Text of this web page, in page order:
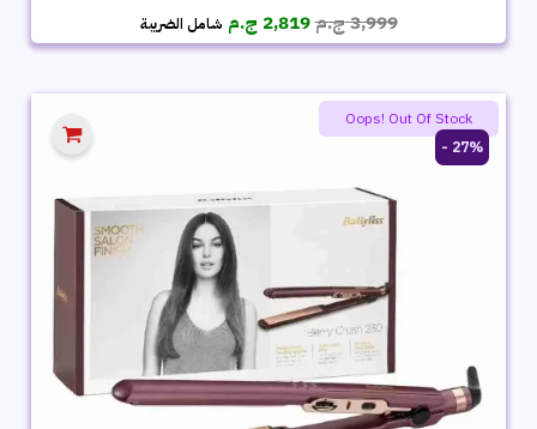
3,999ج.مالسعر
الأصلي
3,999 ج.م.
2,819 ج.م السعر
الحالي
2,819 ج.م.
شامل الضريبة
27% -
Oops! Out Of Stock